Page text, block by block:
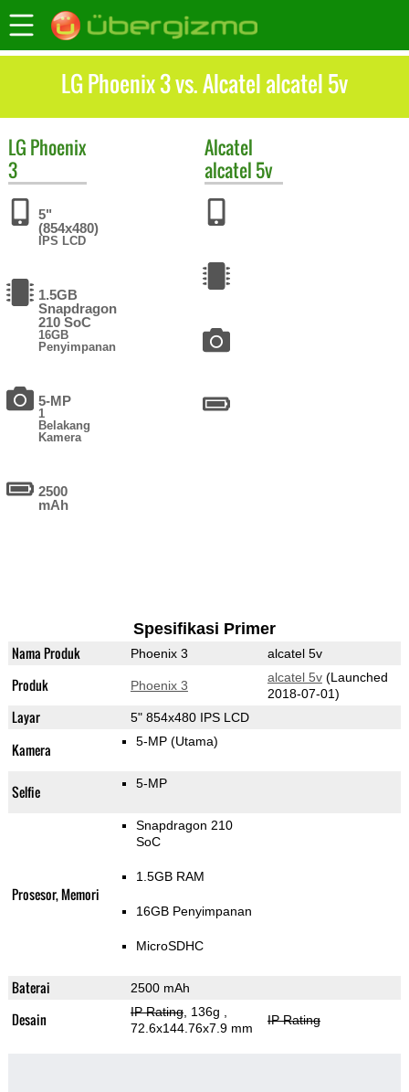
LG Phoenix 3 vs. Alcatel alcatel 5v
LG Phoenix
3
5"
(854x480)
IPS LCD
1.5GB
Snapdragon
210 SoC
16GB
Penyimpanan
5-MP
1
Belakang
Kamera
2500
mAh
Alcatel
alcatel 5v
Spesifikasi Primer
Nama Produk Phoenix 3 alcatel 5v
Produk Phoenix 3
alcatel 5v(Launched
2018-07-01)
Layar 5" 854x480 IPS LCD
Kamera 5-MP (Utama)
Selfie 5-MP
Prosesor, Memori
Snapdragon 210
SoC
1.5GB RAM
16GB Penyimpanan
MicroSDHC
Baterai 2500 mAh
Desain IP Rating, 136g
72.6x144.76x7.9 mm
IP Rating